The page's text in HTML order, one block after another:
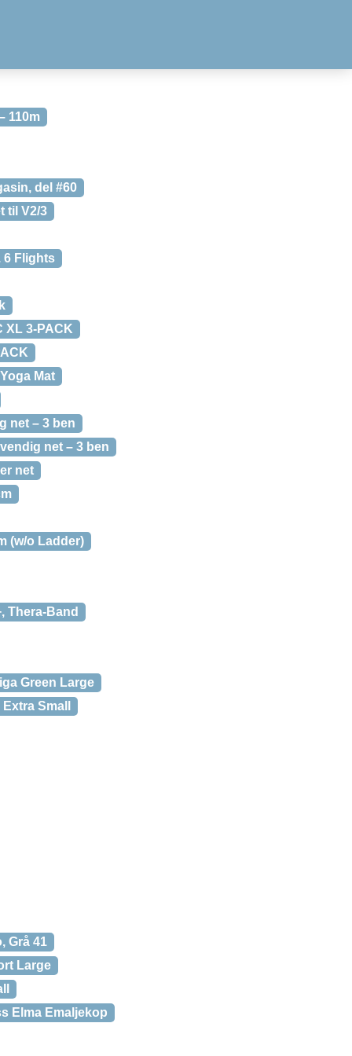
110m
del #60
til V2/3
6 Flights
XL 3-PACK
Mat
net – 3 ben
net – 3 ben
net
(w/o Ladder)
Thera-Band
Green Large
Small
Grå 41
Large
Elma Emaljekop